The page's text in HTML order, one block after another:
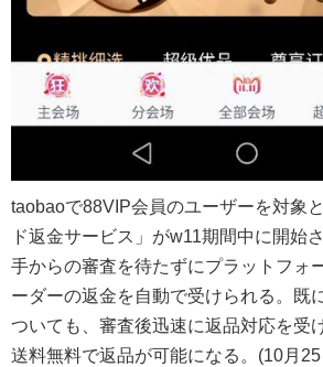
taobaoで88VIP会員のユーザーを対象
ド返金サービス」がw11期間中に開始
手からの審査を待たずにプラットフォ
ーダーの返金を自動で受けられる。既
ついても、審査後迅速に返品対応を受
送料無料で返品が可能になる。(10月